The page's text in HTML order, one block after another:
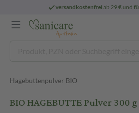
versandkostenfreiab 29 € und
Hagebuttenpulver BIO
BIO HAGEBUTTE Pulver 300